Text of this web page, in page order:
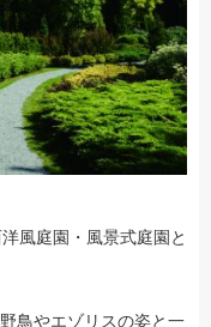
風庭園・風景式庭園と
鳥やエゾリスの姿と一